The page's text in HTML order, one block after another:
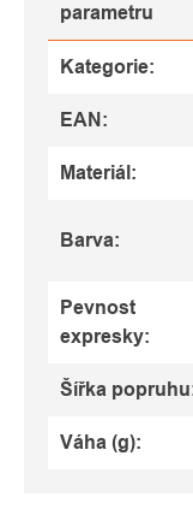
parametru
Kategorie:
EAN :
Materiál :
Barva:
Pevnost
expresky:
Šířka popruhu
Váha (g):